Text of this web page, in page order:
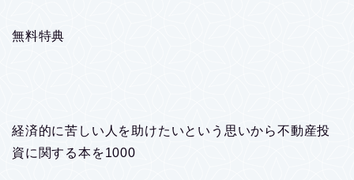
無料特典
経済的に苦しい人を助けたいという思いから不動産投
資に関する本を1000